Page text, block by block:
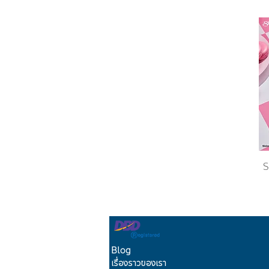
Blog
เรื่องราวของเรา